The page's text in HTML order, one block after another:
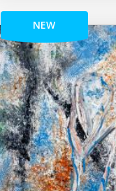
NEW